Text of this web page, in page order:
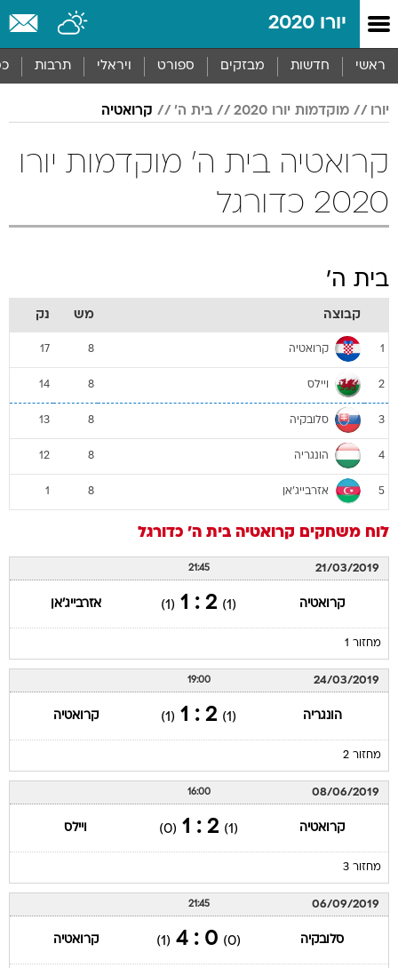
יורו 2020
ראשי חדשות מבזקים ספורט ויראלי תרבות
יורו מוקדמות יורו 2020 בית ה' קרואטיה
קרואטיה בית ה' מוקדמות יורו
2020 כדורגל
בית ה'
קבוצה מש נק
1 קרואטיה 8
17
2 ויילס 8
14
3 סלובקיה 8
13
4 הונגריה 8
12
5 אזרבייג'אן 8
1
לוח משחקים קרואטיה בית ה' כדורגל
21/03/2019
21:45
קרואטיה (1)
2 : 1
(1) אזרבייג'אן
מחזור 1
24/03/2019
19:00
הונגריה (1)
2 : 1
(1) קרואטיה
מחזור 2
08/06/2019
16:00
קרואטיה (1)
2 : 1
(0) ויילס
מחזור 3
06/09/2019
21:45
סלובקיה (0)
0 : 4
(1) קרואטיה